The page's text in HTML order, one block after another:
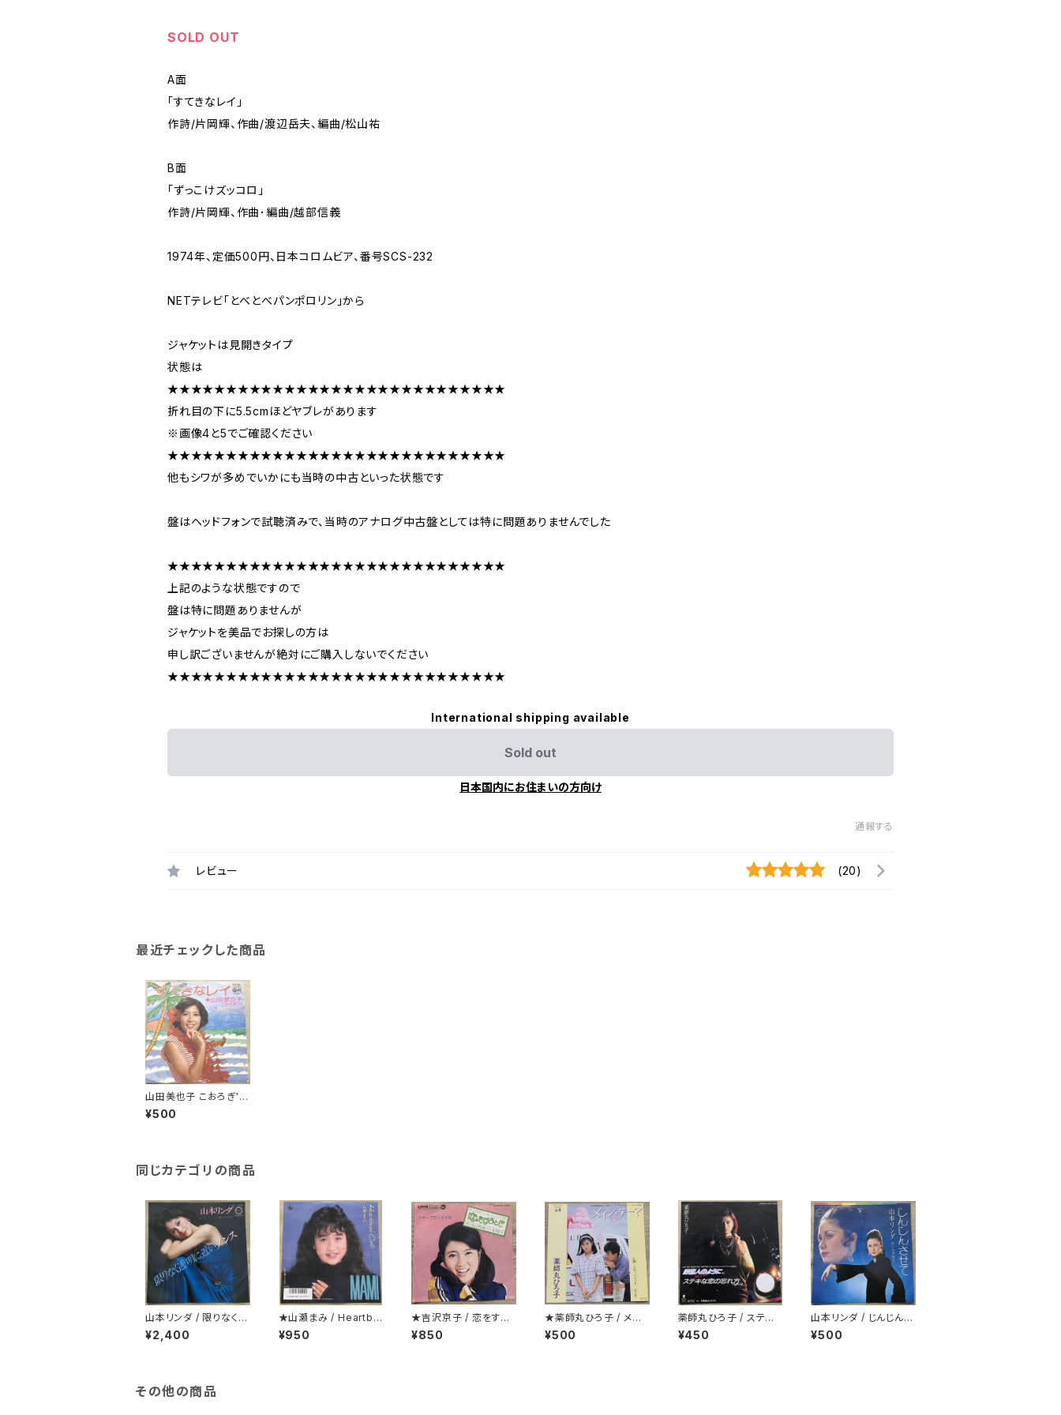
SOLD OUT
A面
「すてきなレイ」
作詩/片岡輝、作曲/渡辺岳夫、編曲/松山祐
B面
「ずっこけズッコロ」
作詩/片岡輝、作曲･編曲/越部信義
1974年、定価500円、日本コロムビア、番号SCS-232
NETテレビ｢とべとべパンポロリン｣から
ジャケットは見開きタイプ
状態は
★★★★★★★★★★★★★★★★★★★★★★★★★★★★★
折れ目の下に5.5cmほどヤブレがあります
※画像4と5でご確認ください
★★★★★★★★★★★★★★★★★★★★★★★★★★★★★
他もシワが多めでいかにも当時の中古といった状態です
盤はヘッドフォンで試聴済みで、当時のアナログ中古盤としては特に問題ありませんでした
★★★★★★★★★★★★★★★★★★★★★★★★★★★★★
上記のような状態ですので
盤は特に問題ありませんが
ジャケットを美品でお探しの方は
申し訳ございませんが絶対にご購入しないでください
★★★★★★★★★★★★★★★★★★★★★★★★★★★★★
International shipping available
Sold out
日本国内にお住まいの方向け
通報する
レビュー (20)
最近チェックした商品
山田美也子 こおろぎ'7
3 / すてきなレイ
¥500
同じカテゴリの商品
山本リンダ / 限りなく透
明に近いダンス
¥2,400
★山瀬まみ / Heartbr
eak Cafe
¥950
★吉沢京子 / 恋をする
とき
¥850
★薬師丸ひろ子 / メイ
ン・テーマ クリアー盤
¥500
薬師丸ひろ子 / ステキ
な恋の忘れ方
¥450
山本リンダ / じんじんさ
せて
¥500
その他の商品